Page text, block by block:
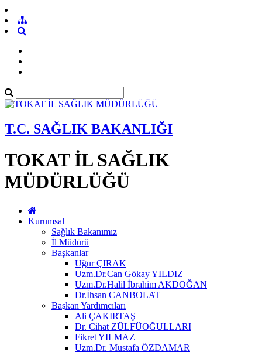
T.C. SAĞLIK BAKANLIĞI
TOKAT İL SAĞLIK
MÜDÜRLÜĞÜ
Kurumsal
Sağlık Bakanımız
İl Müdürü
Başkanlar
Uğur ÇIRAK
Uzm.Dr.Can Gökay YILDIZ
Uzm.Dr.Halil İbrahim AKDOĞAN
Dr.İhsan CANBOLAT
Başkan Yardımcıları
Ali ÇAKIRTAŞ
Dr. Cihat ZÜLFÜOĞULLARI
Fikret YILMAZ
Uzm.Dr. Mustafa ÖZDAMAR